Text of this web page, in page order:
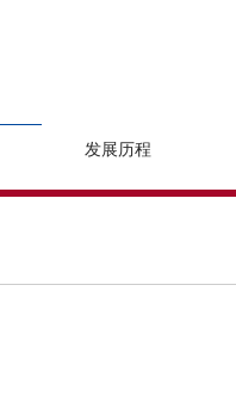
发展历程